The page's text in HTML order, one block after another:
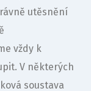
utěsnění
vždy k
V některých
soustava